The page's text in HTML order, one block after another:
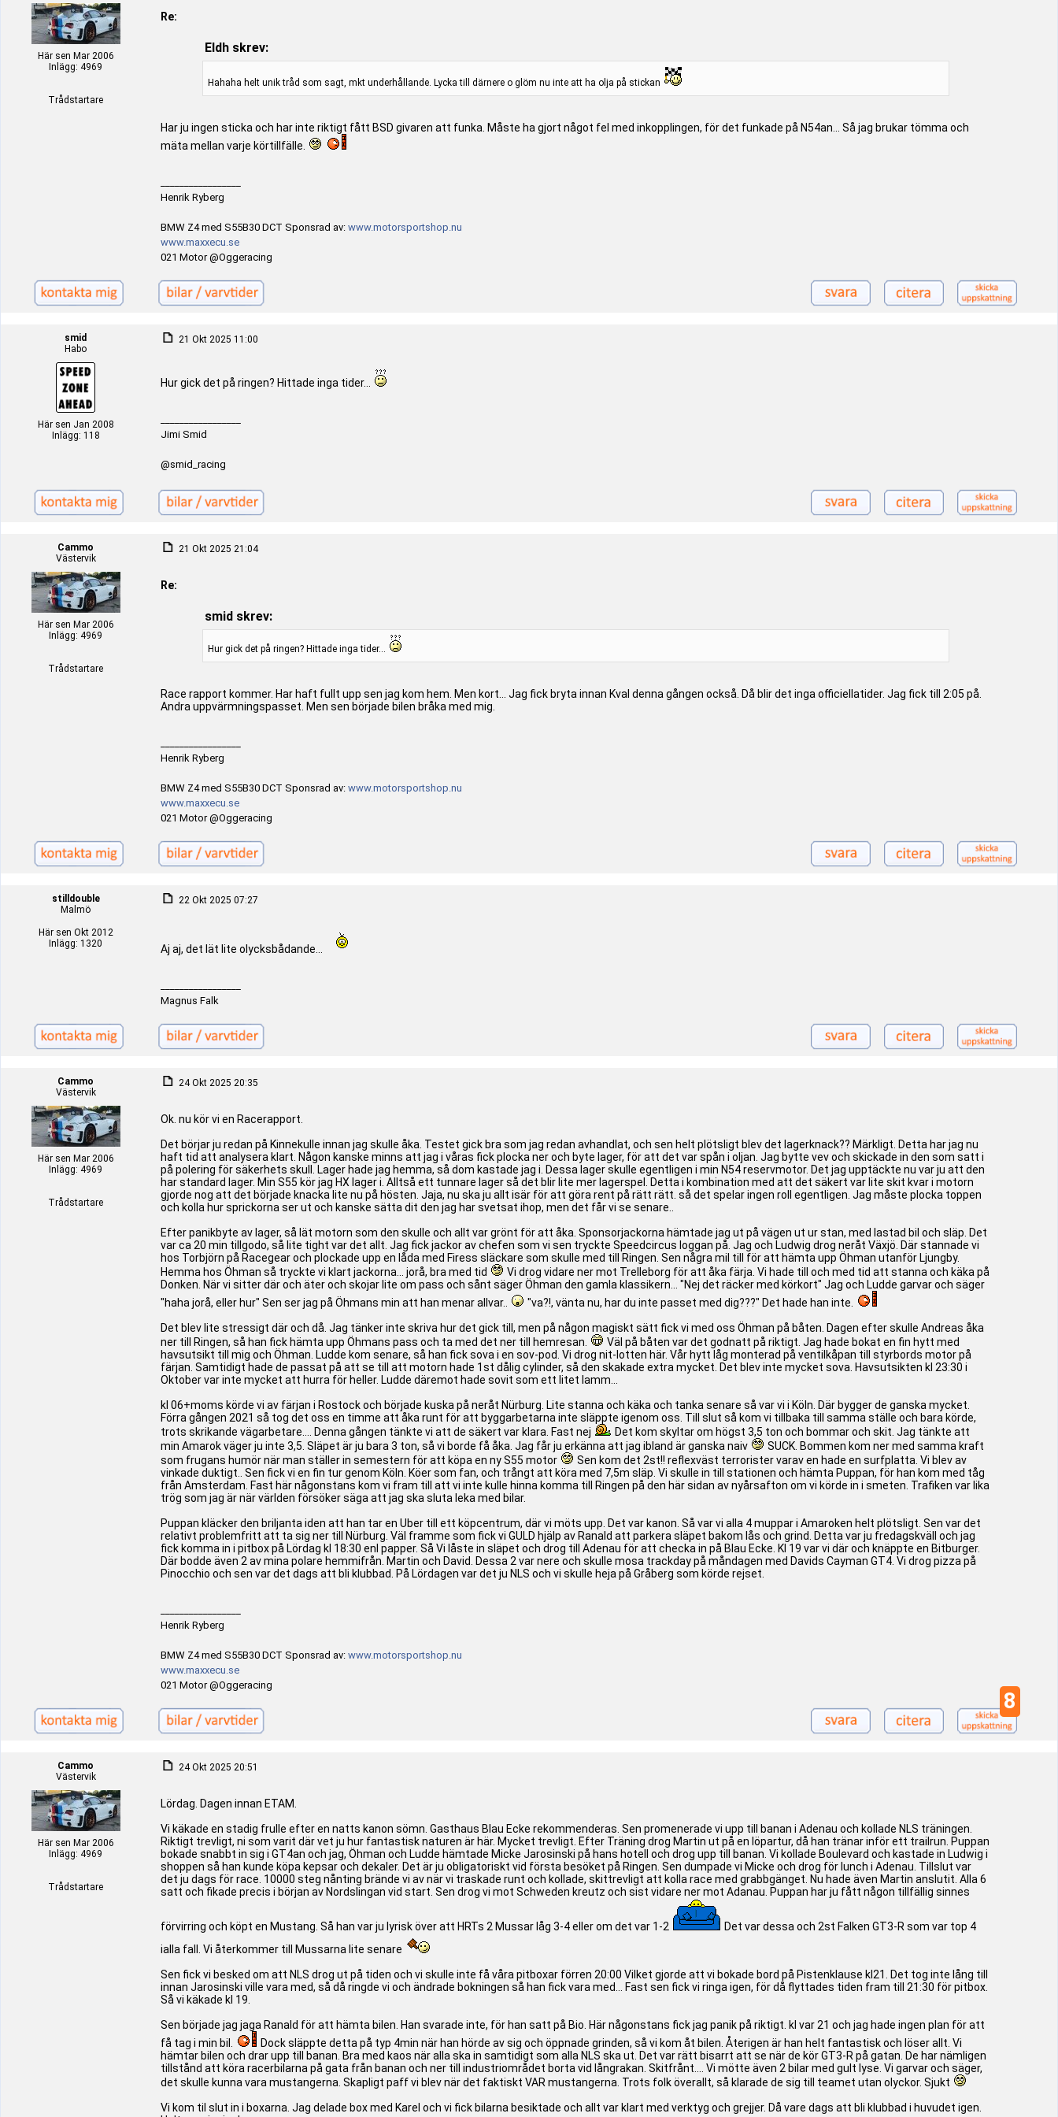
Här sen Mar 2006
Inlägg: 4969
Trådstartare
Re:
Eldh skrev:
Hahaha helt unik tråd som sagt, mkt underhållande. Lycka till därnere o glöm nu inte att ha olja på stickan
Har ju ingen sticka och har inte riktigt fått BSD givaren att funka. Måste ha gjort något fel med inkopplingen, för det funkade på N54an... Så jag brukar tömma och
mäta mellan varje körtillfälle.
Henrik Ryberg
BMW Z4 med S55B30 DCT Sponsrad av: www.motorsportshop.nu
www.maxxecu.se
021 Motor @Oggeracing
smid
Habo
Här sen Jan 2008
Inlägg: 118
21 Okt 2025 11:00
Hur gick det på ringen? Hittade inga tider...
Jimi Smid
@smid_racing
Cammo
Västervik
Här sen Mar 2006
Inlägg: 4969
Trådstartare
21 Okt 2025 21:04
Re:
smid skrev:
Hur gick det på ringen? Hittade inga tider...
Race rapport kommer. Har haft fullt upp sen jag kom hem. Men kort... Jag fick bryta innan Kval denna gången också. Då blir det inga officiellatider. Jag fick till 2:05 på.
Andra uppvärmningspasset. Men sen började bilen bråka med mig.
Henrik Ryberg
BMW Z4 med S55B30 DCT Sponsrad av: www.motorsportshop.nu
www.maxxecu.se
021 Motor @Oggeracing
stilldouble
Malmö
Här sen Okt 2012
Inlägg: 1320
22 Okt 2025 07:27
Aj aj, det lät lite olycksbådande...
Magnus Falk
Cammo
Västervik
Här sen Mar 2006
Inlägg: 4969
Trådstartare
24 Okt 2025 20:35
Ok. nu kör vi en Racerapport.
Det börjar ju redan på Kinnekulle innan jag skulle åka. Testet gick bra som jag redan avhandlat, och sen helt plötsligt blev det lagerknack?? Märkligt. Detta har jag nu
haft tid att analysera klart. Någon kanske minns att jag i våras fick plocka ner och byte lager, för att det var spån i oljan. Jag bytte vev och skickade in den som satt i
på polering för säkerhets skull. Lager hade jag hemma, så dom kastade jag i. Dessa lager skulle egentligen i min N54 reservmotor. Det jag upptäckte nu var ju att den
har standard lager. Min S55 kör jag HX lager i. Alltså ett tunnare lager så det blir lite mer lagerspel. Detta i kombination med att det säkert var lite skit kvar i motorn
gjorde nog att det började knacka lite nu på hösten. Jaja, nu ska ju allt isär för att göra rent på rätt rätt. så det spelar ingen roll egentligen. Jag måste plocka toppen
och kolla hur sprickorna ser ut och kanske sätta dit den jag har svetsat ihop, men det får vi se senare..
Efter panikbyte av lager, så lät motorn som den skulle och allt var grönt för att åka. Sponsorjackorna hämtade jag ut på vägen ut ur stan, med lastad bil och släp. Det
var ca 20 min tillgodo, så lite tight var det allt. Jag fick jackor av chefen som vi sen tryckte Speedcircus loggan på. Jag och Ludwig drog neråt Växjö. Där stannade vi
hos Torbjörn på Racegear och plockade upp en låda med Firess släckare som skulle med till Ringen. Sen några mil till för att hämta upp Öhman utanför Ljungby.
Hemma hos Öhman så tryckte vi klart jackorna... jorå, bra med tid
Vi drog vidare ner mot Trelleborg för att åka färja. Vi hade till och med tid att stanna och käka på
Donken. När vi sitter där och äter och skojar lite om pass och sånt säger Öhman den gamla klassikern... "Nej det räcker med körkort" Jag och Ludde garvar och säger
"haha jorå, eller hur" Sen ser jag på Öhmans min att han menar allvar..
"va?!, vänta nu, har du inte passet med dig???" Det hade han inte.
Det blev lite stressigt där och då. Jag tänker inte skriva hur det gick till, men på någon magiskt sätt fick vi med oss Öhman på båten. Dagen efter skulle Andreas åka
ner till Ringen, så han fick hämta upp Öhmans pass och ta med det ner till hemresan.
Väl på båten var det godnatt på riktigt. Jag hade bokat en fin hytt med
havsutsikt till mig och Öhman. Ludde kom senare, så han fick sova i en sov-pod. Vi drog nit-lotten här. Vår hytt låg monterad på ventilkåpan till styrbords motor på
färjan. Samtidigt hade de passat på att se till att motorn hade 1st dålig cylinder, så den skakade extra mycket. Det blev inte mycket sova. Havsutsikten kl 23:30 i
Oktober var inte mycket att hurra för heller. Ludde däremot hade sovit som ett litet lamm...
kl 06+moms körde vi av färjan i Rostock och började kuska på neråt Nürburg. Lite stanna och käka och tanka senare så var vi i Köln. Där bygger de ganska mycket.
Förra gången 2021 så tog det oss en timme att åka runt för att byggarbetarna inte släppte igenom oss. Till slut så kom vi tillbaka till samma ställe och bara körde,
trots skrikande vägarbetare.... Denna gången tänkte vi att de säkert var klara. Fast nej
Det kom skyltar om högst 3,5 ton och bommar och skit. Jag tänkte att
min Amarok väger ju inte 3,5. Släpet är ju bara 3 ton, så vi borde få åka. Jag får ju erkänna att jag ibland är ganska naiv
SUCK. Bommen kom ner med samma kraft
som frugans humör när man ställer in semestern för att köpa en ny S55 motor
Sen kom det 2st!! reflexväst terrorister varav en hade en surfplatta. Vi blev av
vinkade duktigt.. Sen fick vi en fin tur genom Köln. Köer som fan, och trångt att köra med 7,5m släp. Vi skulle in till stationen och hämta Puppan, för han kom med tåg
från Amsterdam. Fast här någonstans kom vi fram till att vi inte kulle hinna komma till Ringen på den här sidan av nyårsafton om vi körde in i smeten. Trafiken var lika
trög som jag är när världen försöker säga att jag ska sluta leka med bilar.
Puppan kläcker den briljanta iden att han tar en Uber till ett köpcentrum, där vi möts upp. Det var kanon. Så var vi alla 4 muppar i Amaroken helt plötsligt. Sen var det
relativt problemfritt att ta sig ner till Nürburg. Väl framme som fick vi GULD hjälp av Ranald att parkera släpet bakom lås och grind. Detta var ju fredagskväll och jag
fick komma in i pitbox på Lördag kl 18:30 enl papper. Så Vi låste in släpet och drog till Adenau för att checka in på Blau Ecke. Kl 19 var vi där och knäppte en Bitburger.
Där bodde även 2 av mina polare hemmifrån. Martin och David. Dessa 2 var nere och skulle mosa trackday på måndagen med Davids Cayman GT4. Vi drog pizza på
Pinocchio och sen var det dags att bli klubbad. På Lördagen var det ju NLS och vi skulle heja på Gråberg som körde rejset.
Henrik Ryberg
BMW Z4 med S55B30 DCT Sponsrad av: www.motorsportshop.nu
www.maxxecu.se
021 Motor @Oggeracing
8
Cammo
Västervik
Här sen Mar 2006
Inlägg: 4969
Trådstartare
24 Okt 2025 20:51
Lördag. Dagen innan ETAM.
Vi käkade en stadig frulle efter en natts kanon sömn. Gasthaus Blau Ecke rekommenderas. Sen promenerade vi upp till banan i Adenau och kollade NLS träningen.
Riktigt trevligt, ni som varit där vet ju hur fantastisk naturen är här. Mycket trevligt. Efter Träning drog Martin ut på en löpartur, då han tränar inför ett trailrun. Puppan
bokade snabbt in sig i GT4an och jag, Öhman och Ludde hämtade Micke Jarosinski på hans hotell och drog upp till banan. Vi kollade Boulevard och kastade in Ludwig i
shoppen så han kunde köpa kepsar och dekaler. Det är ju obligatoriskt vid första besöket på Ringen. Sen dumpade vi Micke och drog för lunch i Adenau. Tillslut var
det ju dags för race. 10000 steg nånting brände vi av när vi traskade runt och kollade, skittrevligt att kolla race med grabbgänget. Nu hade även Martin anslutit. Alla 6
satt och fikade precis i början av Nordslingan vid start. Sen drog vi mot Schweden kreutz och sist vidare ner mot Adanau. Puppan har ju fått någon tillfällig sinnes
förvirring och köpt en Mustang. Så han var ju lyrisk över att HRTs 2 Mussar låg 3-4 eller om det var 1-2
Det var dessa och 2st Falken GT3-R som var top 4
ialla fall. Vi återkommer till Mussarna lite senare
Sen fick vi besked om att NLS drog ut på tiden och vi skulle inte få våra pitboxar förren 20:00 Vilket gjorde att vi bokade bord på Pistenklause kl21. Det tog inte lång till
innan Jarosinski ville vara med, så då ringde vi och ändrade bokningen så han fick vara med... Fast sen fick vi ringa igen, för då flyttades tiden fram till 21:30 för pitbox.
Så vi käkade kl 19.
Sen började jag jaga Ranald för att hämta bilen. Han svarade inte, för han satt på Bio. Här någonstans fick jag panik på riktigt. kl var 21 och jag hade ingen plan för att
få tag i min bil.
Dock släppte detta på typ 4min när han hörde av sig och öppnade grinden, så vi kom åt bilen. Återigen är han helt fantastisk och löser allt. Vi
hämtar bilen och drar upp till banan. Bra med kaos när alla ska in samtidigt som alla NLS ska ut. Det var rätt bisarrt att se när de kör GT3-R på gatan. De har nämligen
tillstånd att köra racerbilarna på gata från banan och ner till industriområdet borta vid långrakan. Skitfrånt.... Vi mötte även 2 bilar med gult lyse. Vi garvar och säger,
det skulle kunna vara mustangerna. Skapligt paff vi blev när det faktiskt VAR mustangerna. Trots folk överallt, så klarade de sig till teamet utan olyckor. Sjukt
Vi kom til slut in i boxarna. Jag delade box med Karel och vi fick bilarna besiktade och allt var klart med verktyg och grejjer. Då vare dags att bli klubbad i huvudet igen.